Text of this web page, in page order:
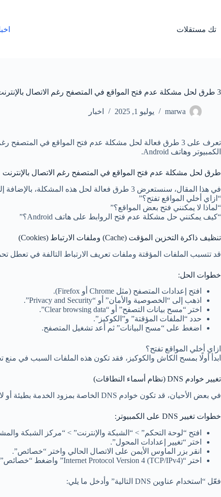
تك مستقلات
3 طرق لحل مشكلة عدم فتح المواقع في المتصفح رغم الاتصال بالإنترنت
marwa يوليو 1, 2025 اخبار
الكمبيوتر وهاتف Android.
طرق لحل مشكلة عدم فتح المواقع في المتصفح رغم الاتصال بالإنترنت
في هذا المقال، سنستعرض 3 طرق فعالة لحل هذه المشكلة، بالإضافة إلى الإجابة على أسئلة شائعة مثل:
“ازاي أخلي المواقع تفتح؟”
“لماذا لا يمكنني فتح بعض المواقع؟”
“كيف يمكنني حل مشكلة عدم فتح الروابط على هاتف Android؟”
تنظيف ذاكرة التخزين المؤقت (Cache) وملفات الارتباط (Cookies)
قد تتسبب الملفات المؤقتة وملفات تعريف الارتباط التالفة في تعطل
خطوات الحل:
افتح إعدادات المتصفح (مثل Chrome أو Firefox).
اذهب إلى “الخصوصية والأمان” أو “Privacy and Security”.
اختر “مسح بيانات التصفح” أو “Clear browsing data”.
حدد “الملفات المؤقتة” و”الكوكيز”.
اضغط على “مسح البيانات” ثم أعد تشغيل المتصفح.
ازاي أخلي المواقع تفتح؟
ابدأ أولًا بمسح الكاش والكوكيز، فقد تكون هذه الملفات السبب في
تغيير خوادم DNS (نظام أسماء النطاقات)
في بعض الأحيان، قد تكون خوادم DNS الخاصة بمزود الخدمة بطيئة أو لا تستطيع ترجمة عناوين المواقع بشكل صحيح، ما يؤدي إلى عدم فتح بعض الصفحات.
خطوات تغيير DNS على الكمبيوتر:
افتح “لوحة التحكم” > “الشبكة والإنترنت” > “مركز الشبكة
اختر “تغيير إعدادات المحول”.
انقر بزر الماوس الأيمن على الاتصال الحالي واختر “خصائص”.
اختر “Internet Protocol Version 4 (TCP/IPv4)” واضغط “خصائص”.
فعّل “استخدام عناوين DNS التالية” وأدخل ما يلي: